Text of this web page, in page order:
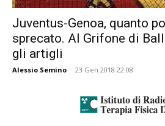
Juventus-Genoa, quanto
sprecato. Al Grifone di
gli artigli
Alessio Semino - 23 Gen 2018 22:08